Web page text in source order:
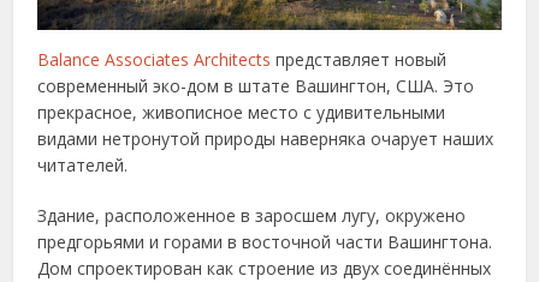
Balance Associates Architects представляет новый
современный эко-дом в штате Вашингтон, США. Это
прекрасное, живописное место с удивительными
видами нетронутой природы наверняка очарует наших
читателей.
Здание, расположенное в заросшем лугу, окружено
предгорьями и горами в восточной части Вашингтона.
Дом спроектирован как строение из двух соединённых